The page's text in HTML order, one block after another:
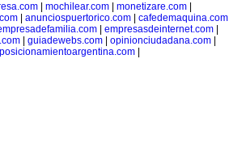
mochilear.com monetizare.com
anunciospuertorico.com cafedemaquina.com
| empresasdeinternet.com|
| guiadewebs.com| opinionciudadana.com|
posicionamientoargentina.com